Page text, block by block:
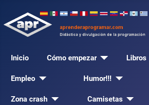
Inicio Cómo empezar Libros
Empleo Humor!!!
Zona crash Camisetas